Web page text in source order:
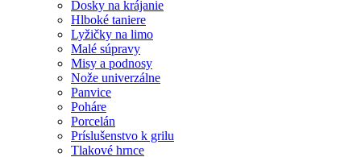
Dosky na krájanie
Hlboké taniere
Lyžičky na limo
Malé súpravy
Misy a podnosy
Nože univerzálne
Panvice
Poháre
Porcelán
Príslušenstvo k grilu
Tlakové hrnce